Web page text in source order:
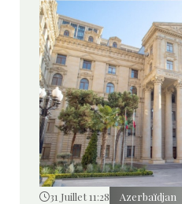
31 Juillet 11:28 Azerbaïdjan